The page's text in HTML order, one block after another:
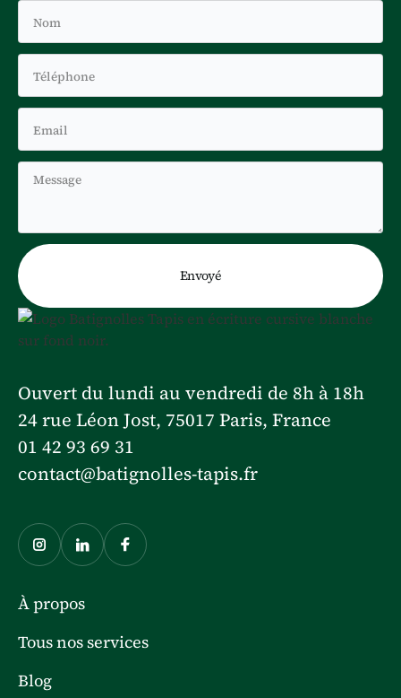
Ouvert du lundi au vendredi de 8h à 18h
24 rue Léon Jost, 75017 Paris, France
01 42 93 69 31
contact@batignolles-tapis.fr
À propos
Tous nos services
Blog